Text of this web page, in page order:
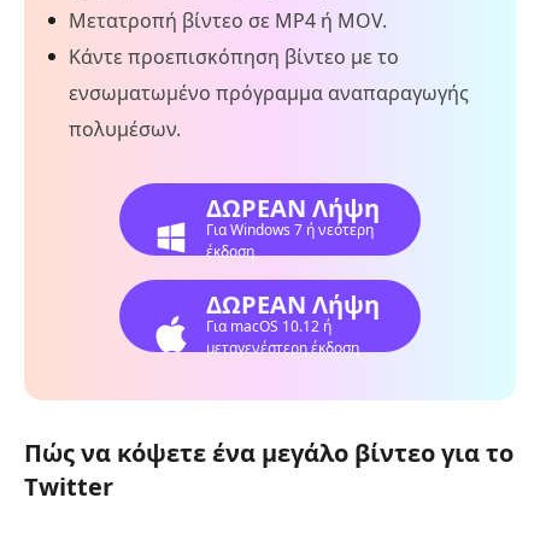
Μετατροπή βίντεο σε MP4 ή MOV.
Κάντε προεπισκόπηση βίντεο με το
ενσωματωμένο πρόγραμμα αναπαραγωγής
πολυμέσων.
ΔΩΡΕΑΝ Λήψη
Για Windows 7 ή νεότερη
έκδοση
ΔΩΡΕΑΝ Λήψη
Για macOS 10.12 ή
μεταγενέστερη έκδοση
Πώς να κόψετε ένα μεγάλο βίντεο για το
Twitter